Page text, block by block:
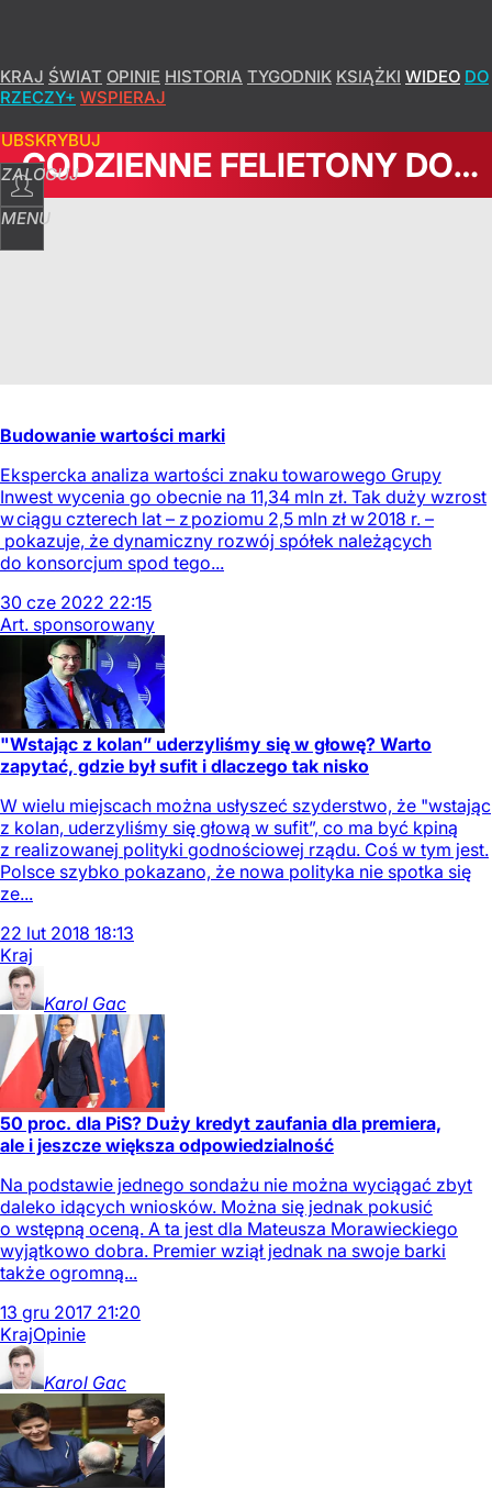
KRAJ ŚWIAT OPINIE HISTORIA TYGODNIK KSIĄŻKI WIDEO DO
RZECZY+ WSPIERAJ
ZALOGUJ
MENU
CODZIENNE FELIETONY DORZECZY.PL
Budowanie wartości marki
Ekspercka analiza wartości znaku towarowego Grupy
Inwest wycenia go obecnie na 11,34 mln zł. Tak duży wzrost
w ciągu czterech lat – z poziomu 2,5 mln zł w 2018 r. –
pokazuje, że dynamiczny rozwój spółek należących
do konsorcjum spod tego...
30 cze 2022 22:15
Art. sponsorowany
"Wstając z kolan” uderzyliśmy się w głowę? Warto
zapytać, gdzie był sufit i dlaczego tak nisko
W wielu miejscach można usłyszeć szyderstwo, że "wstając
z kolan, uderzyliśmy się głową w sufit”, co ma być kpiną
z realizowanej polityki godnościowej rządu. Coś w tym jest.
Polsce szybko pokazano, że nowa polityka nie spotka się
ze...
22 lut 2018 18:13
Kraj
Karol Gac
50 proc. dla PiS? Duży kredyt zaufania dla premiera,
ale i jeszcze większa odpowiedzialność
Na podstawie jednego sondażu nie można wyciągać zbyt
daleko idących wniosków. Można się jednak pokusić
o wstępną oceną. A ta jest dla Mateusza Morawieckiego
wyjątkowo dobra. Premier wziął jednak na swoje barki
także ogromną...
13 gru 2017 21:20
KrajOpinie
Karol Gac